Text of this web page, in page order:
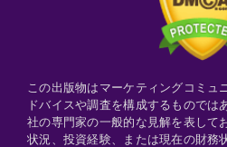
この出版物はマーケティングコミュ
ドバイスや調査を構成するものでは
社の専門家の一般的な見解を表して
状況、投資経験、または現在の財務